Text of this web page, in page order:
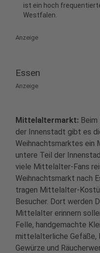
ist ein hoch
Westfalen.
Anzeige
Essen
Anzeige
Mittelaltermarkt: Beim
der Innenstadt gibt es
Weihnachtsmarktes
untere Teil der
viele Mittelalter-Fans
Weihnachtsmarkt nach
tragen Mittelalter-
Besucher. Dort werden
Mittelalter erinnern
Felle, handgemachte
mittelalterliche Gefäße,
Gewürze und